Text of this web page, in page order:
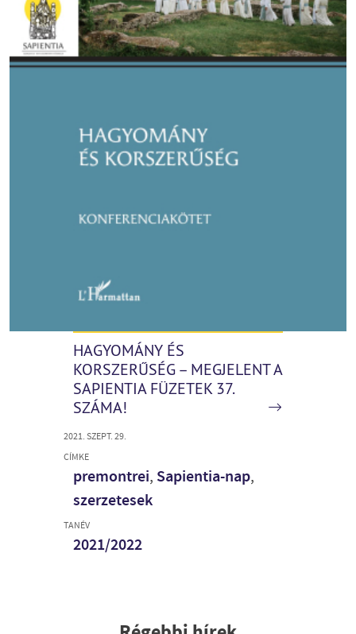
HAGYOMÁNY ÉS
KORSZERŰSÉG – MEGJELENT A
SAPIENTIA FÜZETEK 37.
SZÁMA!
2021. SZEPT. 29.
CÍMKE
premontrei, Sapientia-nap,
szerzetesek
TANÉV
2021/2022